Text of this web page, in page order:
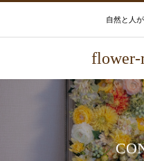
自然と人
flower-